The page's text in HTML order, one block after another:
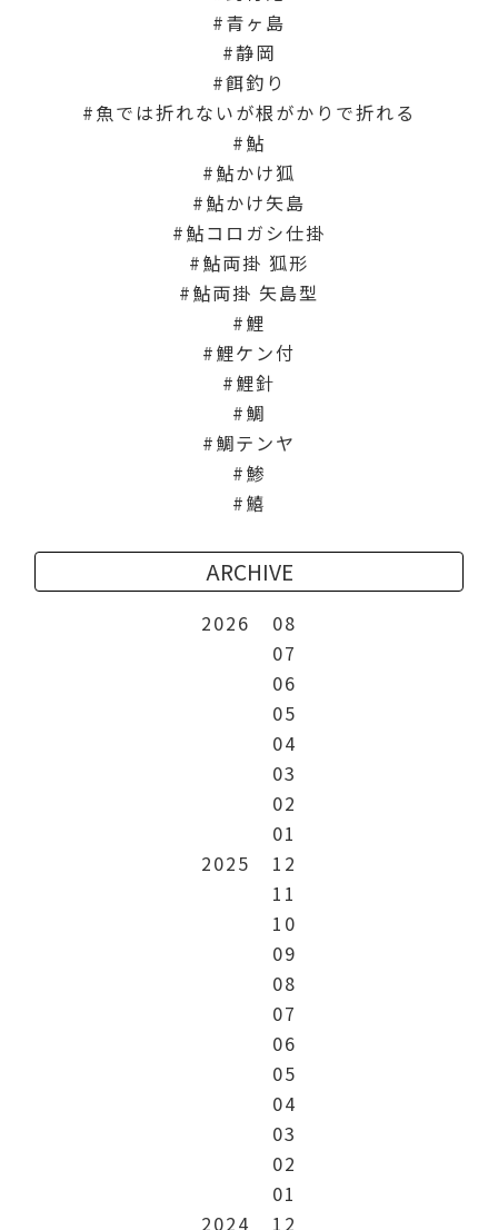
青ヶ島
静岡
餌釣り
魚では折れないが根がかりで折れる
鮎
鮎かけ狐
鮎かけ矢島
鮎コロガシ仕掛
鮎両掛 狐形
鮎両掛 矢島型
鯉
鯉ケン付
鯉針
鯛
鯛テンヤ
鯵
鱚
ARCHIVE
2026
08
07
06
05
04
03
02
01
2025
12
11
10
09
08
07
06
05
04
03
02
01
2024
12